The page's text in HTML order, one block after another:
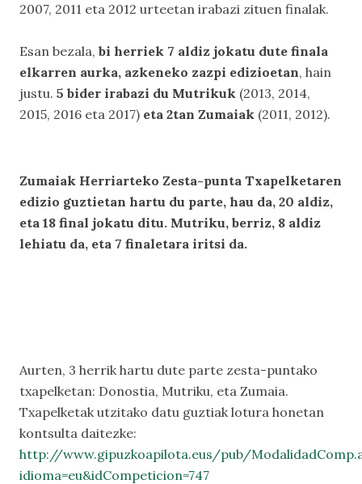
2007, 2011 eta 2012 urteetan irabazi zituen finalak.
Esan bezala, bi herriek 7 aldiz jokatu dute finala
elkarren aurka, azkeneko zazpi edizioetan, hain
justu. 5 bider irabazi du Mutrikuk (2013, 2014,
2015, 2016 eta 2017) eta 2tan Zumaiak (2011, 2012).
Zumaiak Herriarteko Zesta-punta Txapelketaren
edizio guztietan hartu du parte, hau da, 20 aldiz,
eta 18 final jokatu ditu. Mutriku, berriz, 8 aldiz
lehiatu da, eta 7 finaletara iritsi da.
Aurten, 3 herrik hartu dute parte zesta-puntako
txapelketan: Donostia, Mutriku, eta Zumaia.
Txapelketak utzitako datu guztiak lotura honetan
kontsulta daitezke:
http://www.gipuzkoapilota.eus/pub/
idioma=eu&idCompeticion=747